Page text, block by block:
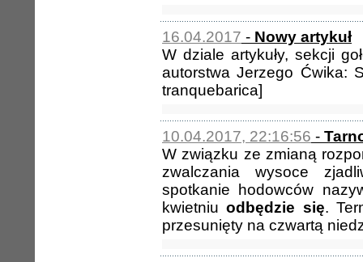
16.04.2017 - Nowy artykuł
W dziale artykuły, sekcji
autorstwa Jerzego Ćwika:
tranquebarica]
10.04.2017, 22:16:56 -
W związku ze zmianą
zwalczania wysoce
spotkanie hodowców
kwietniuodbędzie się.
przesunięty na czwartą